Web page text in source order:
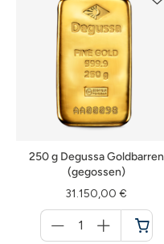
250 g Degussa Goldbarren
(gegossen)
31.150,00 €
für